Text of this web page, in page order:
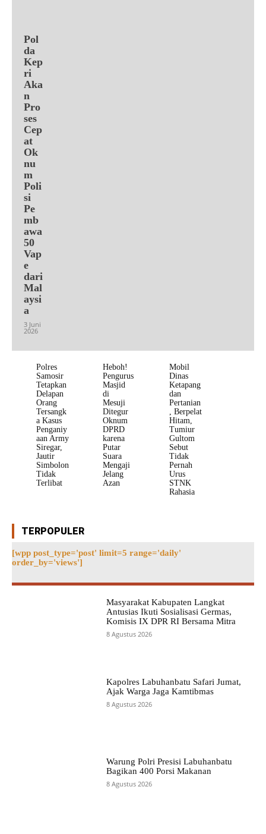
Pol
da
Kep
ri
Aka
n
Pro
ses
Cep
at
Ok
nu
m
Poli
si
Pe
mb
awa
50
Vap
e
dari
Mal
aysi
a
3 Juni
2026
Polres
Samosir
Tetapkan
Delapan
Orang
Tersangk
a Kasus
Penganiy
aan Army
Siregar,
Jautir
Simbolon
Tidak
Terlibat
Heboh!
Pengurus
Masjid
di
Mesuji
Ditegur
Oknum
DPRD
karena
Putar
Suara
Mengaji
Jelang
Azan
Mobil
Dinas
Ketapang
dan
Pertanian
, Berpelat
Hitam,
Tumiur
Gultom
Sebut
Tidak
Pernah
Urus
STNK
Rahasia
TERPOPULER
[wpp post_type='post' limit=5 range='daily'
order_by='views']
Masyarakat Kabupaten Langkat
Antusias Ikuti Sosialisasi Germas,
Komisis IX DPR RI Bersama Mitra
8 Agustus 2026
Kapolres Labuhanbatu Safari Jumat,
Ajak Warga Jaga Kamtibmas
8 Agustus 2026
Warung Polri Presisi Labuhanbatu
Bagikan 400 Porsi Makanan
8 Agustus 2026